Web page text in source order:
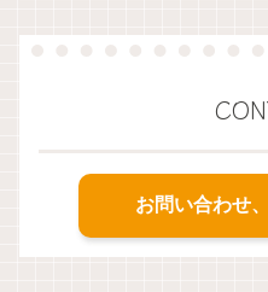
お問い合わせ